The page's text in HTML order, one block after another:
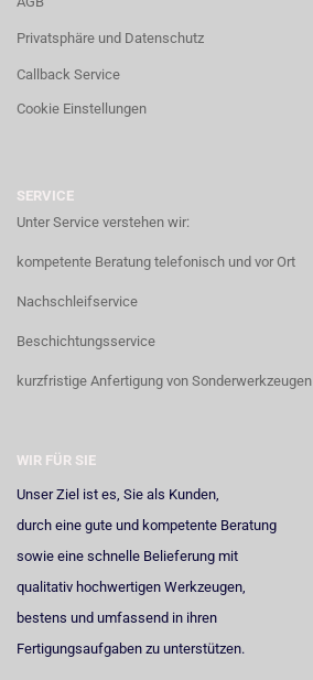
Privatsphäre und Datenschutz
Callback Service
Cookie Einstellungen
SERVICE
Unter Service verstehen wir:
kompetente Beratung telefonisch und vor Ort
Nachschleifservice
Beschichtungsservice
kurzfristige Anfertigung von Sonderwerkzeugen
WIR FÜR SIE
Unser Ziel ist es, Sie als Kunden,
durch eine gute und kompetente Beratung
sowie eine schnelle Belieferung mit
qualitativ hochwertigen Werkzeugen,
bestens und umfassend in ihren
Fertigungsaufgaben zu unterstützen.